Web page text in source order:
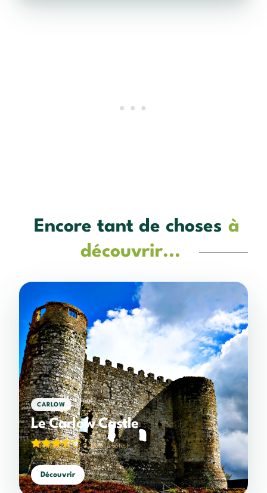
Encore tant de choses à
découvrir...
CARLOW
Le Carlow Castle
3,33/5(6 votes)
Découvrir